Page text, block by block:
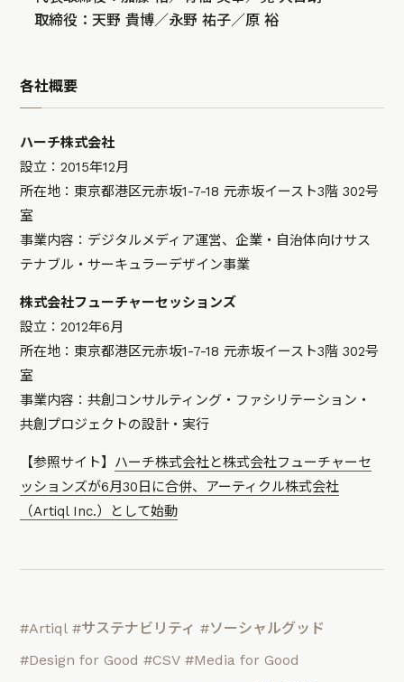
取締役：天野 貴博／永野 祐子／原 裕
各社概要
ハーチ株式会社
設立：2015年12月
所在地：東京都港区元赤坂1-7-18 元赤坂イースト3階 302号
室
事業内容：デジタルメディア運営、企業・自治体向けサス
テナブル・サーキュラーデザイン事業
株式会社フューチャーセッションズ
設立：2012年6月
所在地：東京都港区元赤坂1-7-18 元赤坂イースト3階 302号
室
事業内容：共創コンサルティング・ファシリテーション・
共創プロジェクトの設計・実行
【参照サイト】 ハーチ株式会社と株式会社フューチャーセ
ッションズが6月30日に合併、アーティクル株式会社
（Artiql Inc.）として始動
#Artiql #サステナビリティ #ソーシャルグッド
#Design for Good #CSV #Media for Good